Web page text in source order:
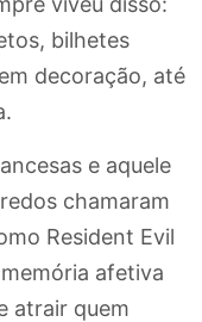
bilhetes
decoração, até
e aquele
chamaram
Resident Evil
afetiva
atrair quem